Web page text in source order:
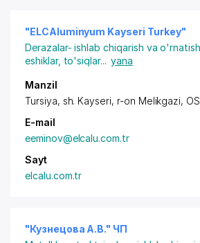
"ELCAluminyum Kayseri Turkey"
Derazalar- ishlab chiqarish va o'rnatish
eshiklar, to'siqlar... yana
Manzil
Tursiya, sh. Kayseri, r-on Melikgazi,
E-mail
eeminov@elcalu.com.tr
Sayt
elcalu.com.tr
"Кузнецова А.В." ЧП